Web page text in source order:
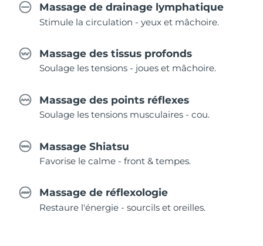
Massage de drainage lymphatique
Stimule la circulation - yeux et mâchoire.
Massage des tissus profonds
Soulage les tensions - joues et mâchoire.
Massage des points réflexes
Soulage les tensions musculaires - cou.
Massage Shiatsu
Favorise le calme - front & tempes.
Massage de réflexologie
Restaure l'énergie - sourcils et oreilles.